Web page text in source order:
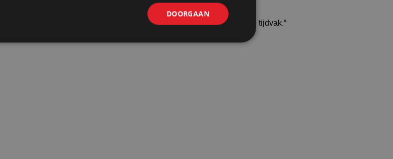
Er geldt een meerprijs bij het op wens bezorgen in een tijdvak.“
DOORGAAN